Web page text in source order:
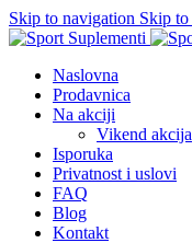
Skip to navigation Skip
Naslovna
Prodavnica
Na akciji
Vikend akcija
Isporuka
Privatnost i uslovi
FAQ
Blog
Kontakt